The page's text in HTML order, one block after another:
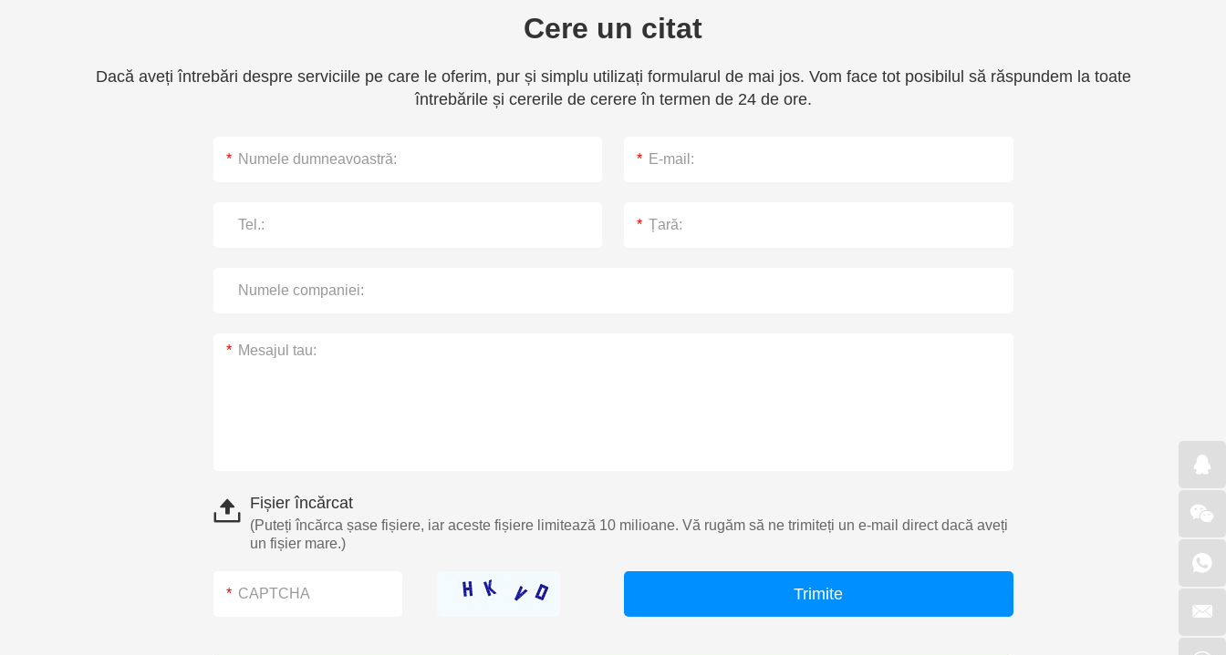
Cere un citat
Dacă aveți întrebări despre serviciile pe care le oferim, pur și simplu utilizați formularul de mai jos. Vom face tot posibilul să răspundem la toate
întrebările și cererile de cerere în termen de 24 de ore.
Fișier încărcat
(Puteți încărca șase fișiere, iar aceste fișiere limitează 10 milioane. Vă rugăm să ne trimiteți un e-mail direct dacă aveți
un fișier mare.)